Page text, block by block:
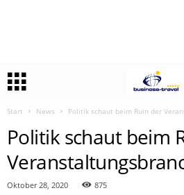
Start News Politik schaut beim Ruin der
Politik schaut beim
Oktober 28, 2020 875